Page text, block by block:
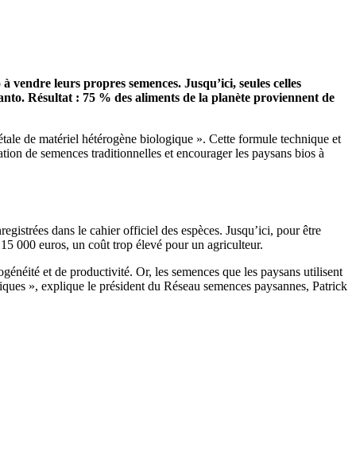
leurs propres semences. Jusqu’ici, seules celles
Résultat : 75 % des aliments de la planète proviennent de
de matériel hétérogène biologique ». Cette formule technique et
de semences traditionnelles et encourager les paysans bios à
dans le cahier officiel des espèces. Jusqu’ici, pour être
000 euros, un coût trop élevé pour un agriculteur.
et de productivité. Or, les semences que les paysans utilisent
», explique le président du Réseau semences paysannes, Patrick